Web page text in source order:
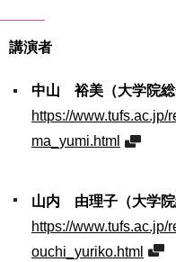
イ
講演者
中山 裕美（大学院総
https://
ma_yumi.html
山内 由理子（大学院
https://
ouchi_yuriko.html